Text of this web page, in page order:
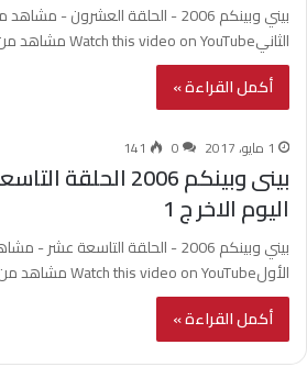
بيني وبينكم 2006 - الحلقة العشرون -
الثانيWatch this video on YouTube مشاهد من اليوم…
أكمل القراءة »
1 مايو، 2017 0
141
بينى وبينكم 2006
اليوم الاخر ج 1
بيني وبينكم 2006 - الحلقة التاسعة
الأولWatch this video on YouTube مشاهد من…
أكمل القراءة »